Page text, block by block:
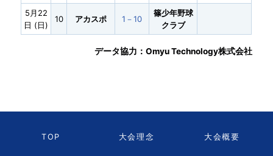
5月22
日 (日)
10 アカスポ 1－10
篠少年野球
クラブ
データ協力：Omyu Technology株式会社
TOP 大会理念 大会概要